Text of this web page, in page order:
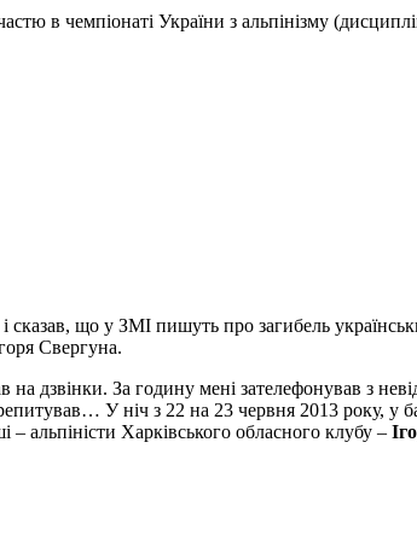
в чемпіонаті України з альпінізму
сказав, що у ЗМІ пишуть про загибель
Свергуна.
дзвінки. За годину мені зателефонував з
У ніч з 22 на 23 червня 2013 року,
– альпіністи Харківського обласного клубу –